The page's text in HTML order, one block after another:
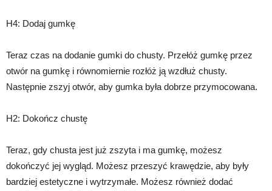
H4: Dodaj gumkę
Teraz czas na dodanie gumki do chusty. Przełóż gumkę przez
otwór na gumkę i równomiernie rozłóż ją wzdłuż chusty.
Następnie zszyj otwór, aby gumka była dobrze przymocowana.
H2: Dokończ chustę
Teraz, gdy chusta jest już zszyta i ma gumkę, możesz
dokończyć jej wygląd. Możesz przeszyć krawędzie, aby były
bardziej estetyczne i wytrzymałe. Możesz również dodać